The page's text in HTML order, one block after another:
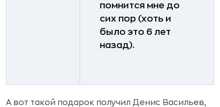
помнится мне до
сих пор (хоть и
было это 6 лет
назад).
А вот такой подарок получил Денис Васильев,